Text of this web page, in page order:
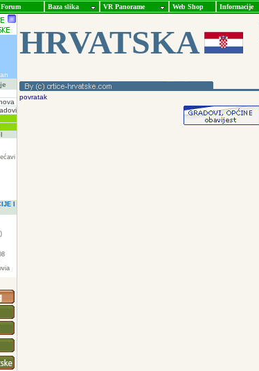
Forum Baza slika VR Panorame Web Shop Informacije
I
HRVATSKA
povratak